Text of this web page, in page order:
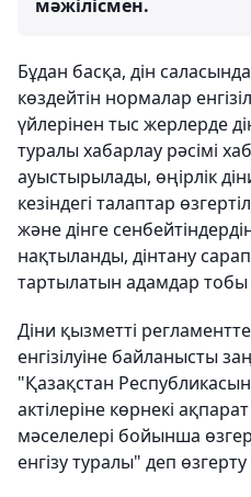
мәжілісмен.
Бұдан басқа, дін
көздейтін нормалар
үйлерінен тыс жерлерде
туралы хабарлау рәсімі
ауыстырылады, өңірлік
кезіндегі талаптар
және дінге
нақтыланды, дінтану
тартылатын адамдар тобы
Діни қызметті
енгізілуіне байланысты
"Қазақстан
актілеріне көрнекі
мәселелері бойынша
енгізу туралы" деп